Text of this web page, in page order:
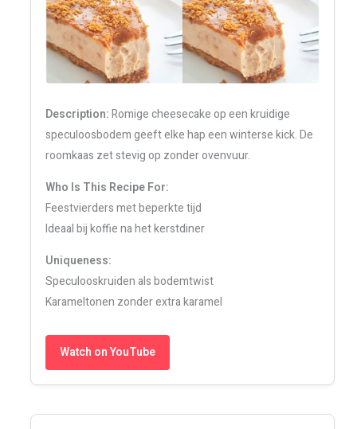
Description:Romige cheesecake op een kruidige
speculoosbodem geeft elke hap een winterse kick. De
roomkaas zet stevig op zonder ovenvuur.
Who Is This Recipe For:
Feestvierders met beperkte tijd
Ideaal bij koffie na het kerstdiner
Uniqueness:
Speculooskruiden als bodemtwist
Karameltonen zonder extra karamel
Watch on YouTube